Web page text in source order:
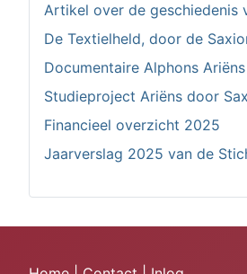
Artikel over de geschiedenis
De Textielheld, door de
Documentaire Alphons
Studieproject Ariëns door
Financieel overzicht 2025
Jaarverslag 2025 van de